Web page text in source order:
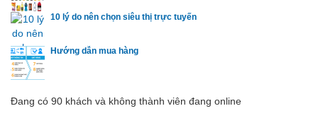
10 lý do nên chọn siêu thị trực tuyến
Hướng dẫn mua hàng
Đang có 90 khách và không thành viên đang online